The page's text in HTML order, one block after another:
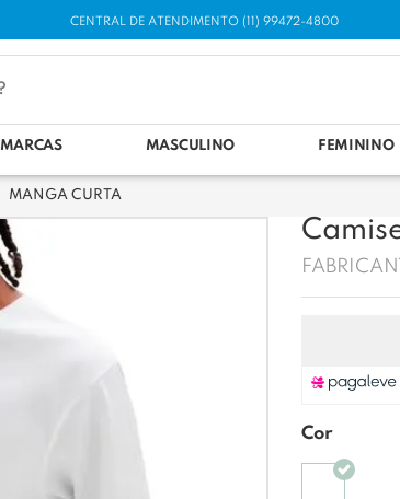
CENTRAL DE ATENDIMENTO (11) 99472-4800
MARCAS MASCULINO FEMININO
MANGA CURTA
Cor